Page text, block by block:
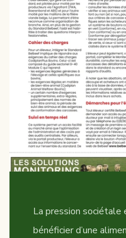
La pression
bénéficier d’une